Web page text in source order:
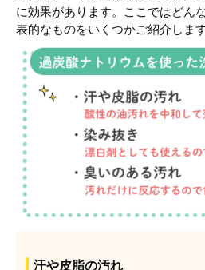
に効果があります。ここではどん
表的なものをいくつかご紹介します
汗や皮脂の汚れ